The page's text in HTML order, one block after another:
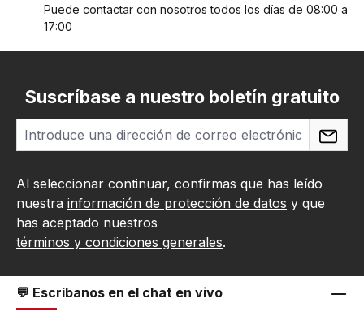
Puede contactar con nosotros todos los días de 08:00 a
17:00
Suscríbase a nuestro boletín gratuito
Al seleccionar continuar, confirmas que has leído
nuestra información de protección de datos y que
has aceptado nuestros
términos y condiciones generales.
💬 Escríbanos en el chat en vivo